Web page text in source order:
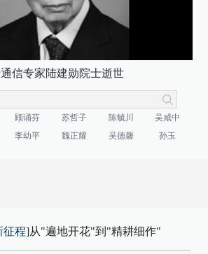
信专家陆建勋院士逝世
顾诵芬 苏哲子 陈毓川
吴咸中
李幼平 魏正耀 吴德馨 孙玉
征程]从"遍地开花"到"精耕细作"